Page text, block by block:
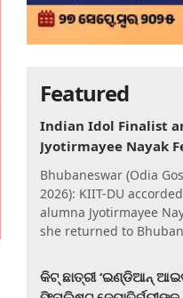
Featured
Indian Idol Finalist
Jyotirmayee Nayak
Bhubaneswar (Odia
2026): KIIT-DU
alumna Jyotirmayee
she returned to
କିଟ୍‍ ଛାତ୍ରୀ ‘ଇଣ୍ଡିଆନ୍